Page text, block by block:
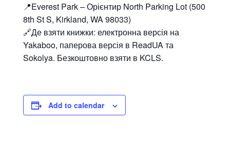
📍Everest Park – Орієнтир North Parking Lot (500
8th St S, Kirkland, WA 98033)
🔗Де взяти книжки: електронна версія на
Yakaboo, паперова версія в ReadUA та
Sokolya. Безкоштовно взяти в KCLS.
Add to calendar